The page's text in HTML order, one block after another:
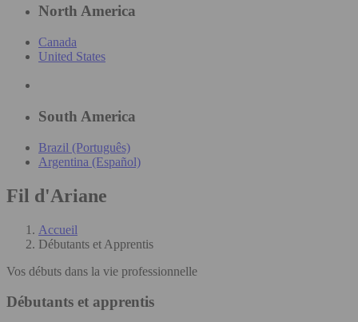
North America
Canada
United States
South America
Brazil (Português)
Argentina (Español)
Fil d'Ariane
Accueil
Débutants et Apprentis
Vos débuts dans la vie professionnelle
Débutants et apprentis